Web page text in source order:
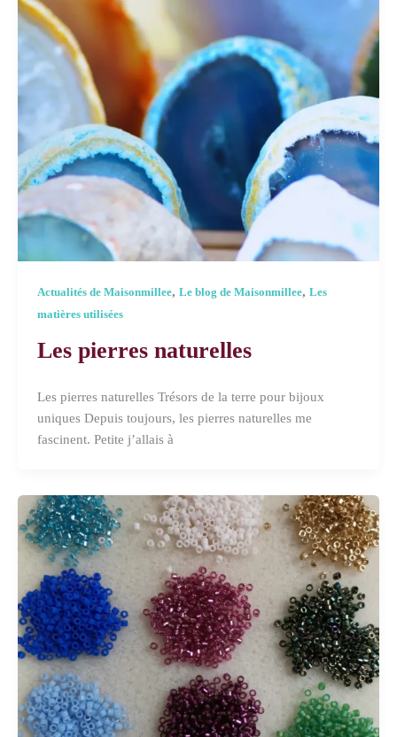
Actualités de Maisonmillee, Le blog de Maisonmillee, Les
matières utilisées
Les pierres naturelles
Les pierres naturelles Trésors de la terre pour bijoux
uniques Depuis toujours, les pierres naturelles me
fascinent. Petite j’allais à